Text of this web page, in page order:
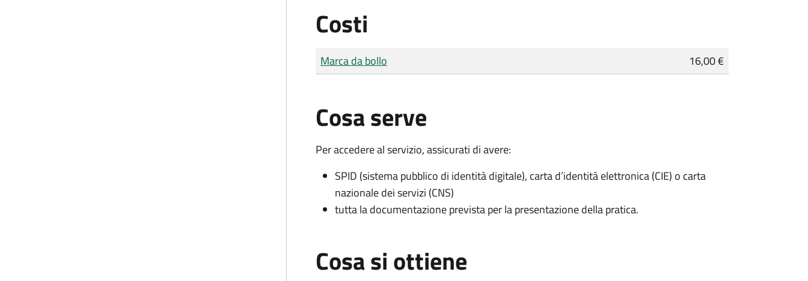
Costi
Tipo di pagamento
Importo
Marca da bollo 16,00 €
Cosa serve
Per accedere al servizio, assicurati di avere:
SPID (sistema pubblico di identità digitale), carta d’identità elettronica (CIE) o carta
nazionale dei servizi (CNS)
tutta la documentazione prevista per la presentazione della pratica.
Cosa si ottiene